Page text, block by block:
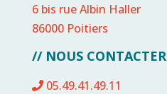
6 bis rue Albin Haller
86000 Poitiers
// NOUS CONTACTER
05.49.41.49.11